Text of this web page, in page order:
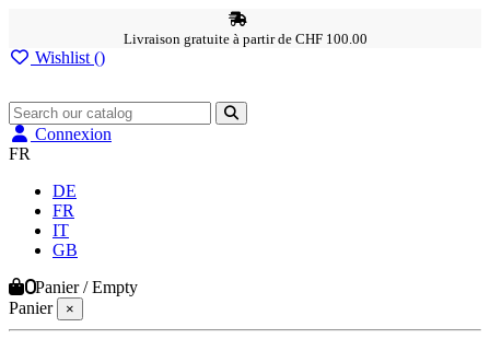
Livraison gratuite à partir de CHF 100.00
Wishlist ()
Connexion
FR
DE
FR
IT
GB
0Panier /Empty
Panier
×